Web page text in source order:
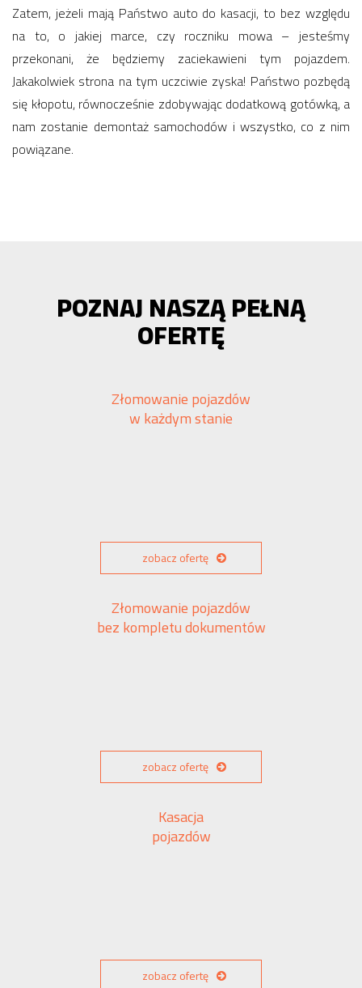
Zatem, jeżeli mają Państwo auto do kasacji, to bez względu
na to, o jakiej marce, czy roczniku mowa – jesteśmy
przekonani, że będziemy zaciekawieni tym pojazdem.
Jakakolwiek strona na tym uczciwie zyska! Państwo pozbędą
się kłopotu, równocześnie zdobywając dodatkową gotówką, a
nam zostanie demontaż samochodów i wszystko, co z nim
powiązane.
POZNAJ NASZĄ PEŁNĄ
OFERTĘ
Złomowanie pojazdów
w każdym stanie
zobacz ofertę
Złomowanie pojazdów
bez kompletu dokumentów
zobacz ofertę
Kasacja
pojazdów
zobacz ofertę